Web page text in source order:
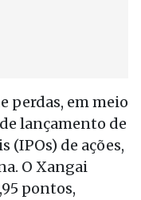
perdas, em meio
lançamento de
(IPOs) de ações,
O Xangai
pontos,